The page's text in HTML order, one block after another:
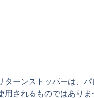
ターンストッパーは、
用されるものではあり